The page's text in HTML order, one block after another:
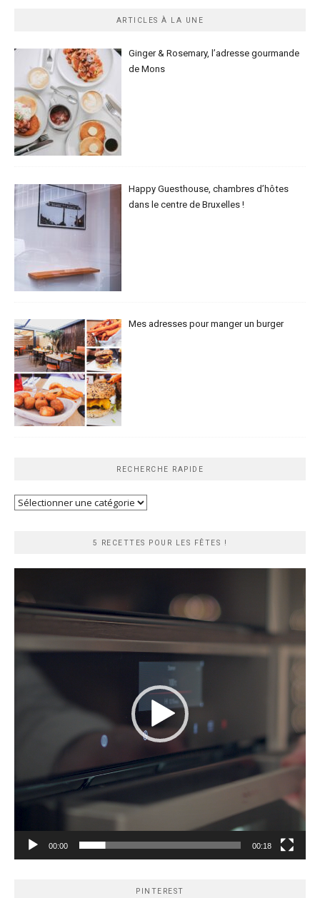
ARTICLES À LA UNE
Ginger & Rosemary, l’adresse gourmande
de Mons
Happy Guesthouse, chambres d’hôtes
dans le centre de Bruxelles !
Mes adresses pour manger un burger
RECHERCHE RAPIDE
Recherche
5 RECETTES POUR LES FÊTES !
00:00 00:18
PINTEREST